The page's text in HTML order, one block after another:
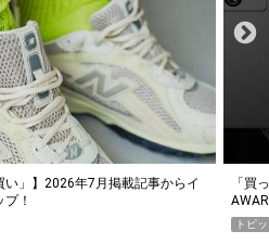
ホ5選【GoodsPress 2026上半期
薄着
PR